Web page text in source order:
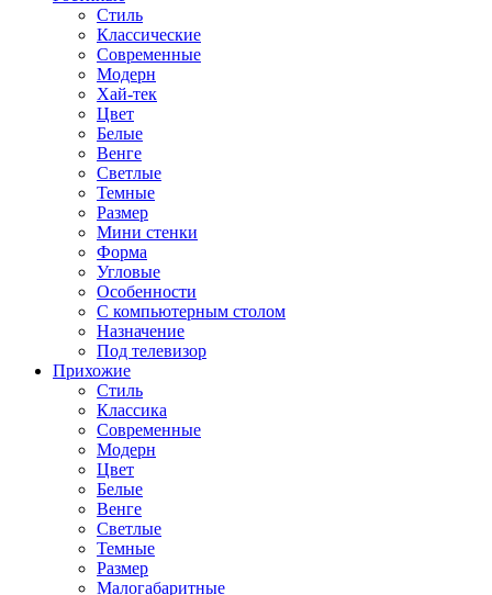
Стиль
Классические
Современные
Модерн
Хай-тек
Цвет
Белые
Венге
Светлые
Темные
Размер
Мини стенки
Форма
Угловые
Особенности
С компьютерным столом
Назначение
Под телевизор
Прихожие
Стиль
Классика
Современные
Модерн
Цвет
Белые
Венге
Светлые
Темные
Размер
Малогабаритные